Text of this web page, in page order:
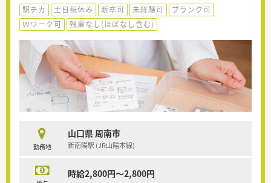
駅チカ 土日祝休み 新卒可 未経験可
ブランク可
Ｗワーク可
残業なし(ほぼなし含む)
勤務地
山口県 周南市
新南陽駅 (JR山陽本線)
時給2,800円～2,800円